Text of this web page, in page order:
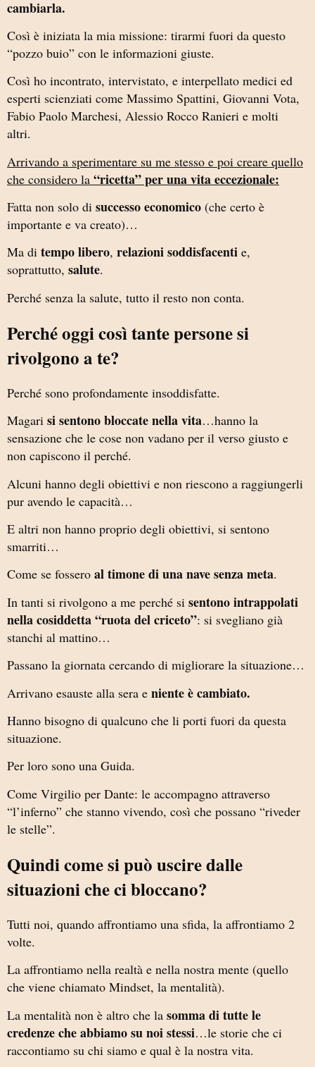
cambiarla.
Così è iniziata la mia missione: tirarmi fuori da questo
“pozzo buio” con le informazioni giuste.
Così ho incontrato, intervistato, e interpellato medici ed
esperti scienziati come Massimo Spattini, Giovanni Vota,
Fabio Paolo Marchesi, Alessio Rocco Ranieri e molti
altri.
Arrivando a sperimentare su me stesso e poi creare quello
che considero la “ricetta” per una vita eccezionale:
Fatta non solo di successo economico (che certo è
importante e va creato)…
Ma di tempo libero, relazionisoddisfacenti e,
soprattutto, salute.
Perché senza la salute, tutto il resto non conta.
Perché oggi così tante persone si
rivolgono a te?
Perché sono profondamente insoddisfatte.
Magari si sentono bloccate nella vita…hanno la
sensazione che le cose non vadano per il verso giusto e
non capiscono il perché.
Alcuni hanno degli obiettivi e non riescono a raggiungerli
pur avendo le capacità…
E altri non hanno proprio degli obiettivi, si sentono
smarriti…
Come se fossero al timone di una nave senza meta.
In tanti si rivolgono a me perché si sentono intrappolati
nella cosiddetta “ruota del criceto”: si svegliano già
stanchi al mattino…
Passano la giornata cercando di migliorare la situazione…
Arrivano esauste alla sera e niente è cambiato.
Hanno bisogno di qualcuno che li porti fuori da questa
situazione.
Per loro sono una Guida.
Come Virgilio per Dante: le accompagno attraverso
“l’inferno” che stanno vivendo, così che possano “riveder
le stelle”.
Quindi come si può uscire dalle
situazioni che ci bloccano?
Tutti noi, quando affrontiamo una sfida, la affrontiamo 2
volte.
La affrontiamo nella realtà e nella nostra mente (quello
che viene chiamato Mindset, la mentalità).
La mentalità non è altro che la somma di tutte le
credenze che abbiamo su noi stessi…le storie che ci
raccontiamo su chi siamo e qual è la nostra vita.